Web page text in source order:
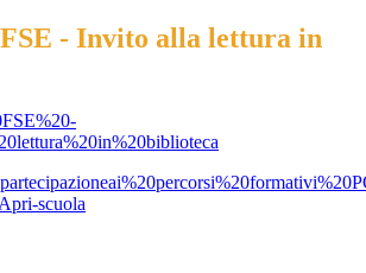
- Invito alla lettura in
scuola